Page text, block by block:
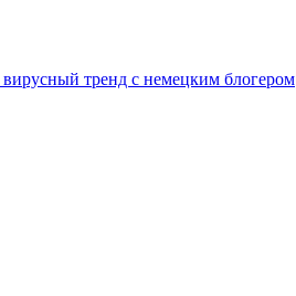
тренд с немецким блогером